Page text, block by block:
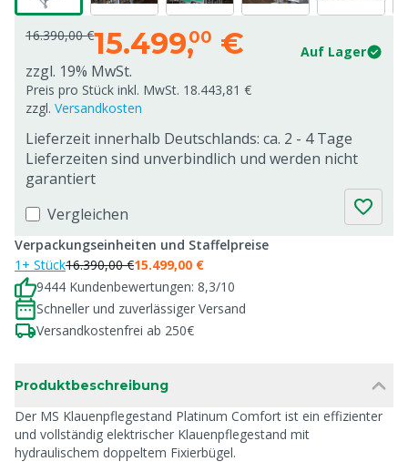
16.390,00 €15.499,00 € Auf Lager
zzgl. 19% MwSt.
Preis pro Stück inkl. MwSt. 18.443,81 €
zzgl. Versandkosten
Lieferzeit innerhalb Deutschlands: ca. 2 - 4 Tage
Lieferzeiten sind unverbindlich und werden nicht
garantiert
Vergleichen
Verpackungseinheiten und Staffelpreise
1+ Stück16.390,00 €15.499,00 €
9444 Kundenbewertungen: 8,3/10
Schneller und zuverlässiger Versand
Versandkostenfrei ab 250€
Produktbeschreibung
Der MS Klauenpflegestand Platinum Comfort ist ein effizienter
und vollständig elektrischer Klauenpflegestand mit
hydraulischem doppeltem Fixierbügel.